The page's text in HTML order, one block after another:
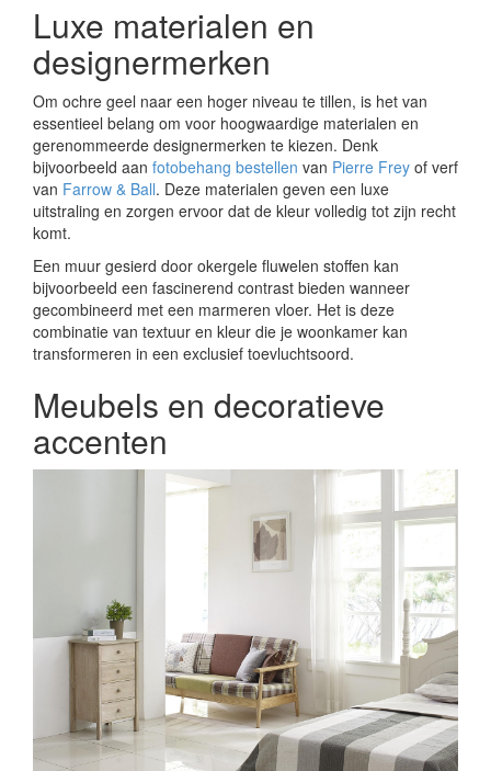
Luxe materialen en
designermerken
Om ochre geel naar een hoger niveau te tillen, is het van
essentieel belang om voor hoogwaardige materialen en
gerenommeerde designermerken te kiezen. Denk
bijvoorbeeld aan fotobehang bestellen van Pierre Frey of verf
van Farrow & Ball. Deze materialen geven een luxe
uitstraling en zorgen ervoor dat de kleur volledig tot zijn recht
komt.
Een muur gesierd door okergele fluwelen stoffen kan
bijvoorbeeld een fascinerend contrast bieden wanneer
gecombineerd met een marmeren vloer. Het is deze
combinatie van textuur en kleur die je woonkamer kan
transformeren in een exclusief toevluchtsoord.
Meubels en decoratieve
accenten